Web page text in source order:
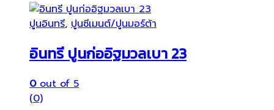
ปูนอินทรี, ปูนซีเมนต์/ปูนมอร์ต้า
อินทรี ปูนก่ออิฐมวลเบา 23
0out of 5
(0)